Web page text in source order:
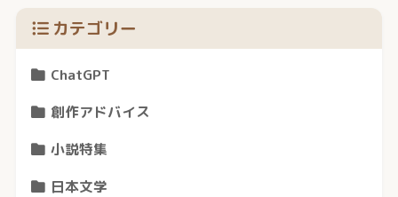
カテゴリー
ChatGPT
創作アドバイス
小説特集
日本文学